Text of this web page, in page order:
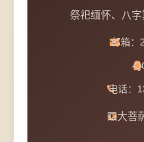
祭祀缅怀、八字
邮箱：
电话：
四大菩